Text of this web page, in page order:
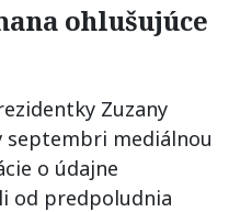
ohlušujúce
Zuzany
septembri mediálnou
o údajne
od predpoludnia